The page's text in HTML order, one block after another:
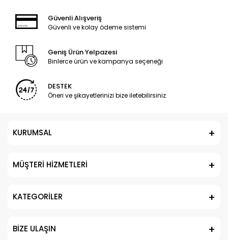
Güvenli Alışveriş
Güvenli ve kolay ödeme sistemi
Geniş Ürün Yelpazesi
Binlerce ürün ve kampanya seçeneği
DESTEK
Öneri ve şikayetlerinizi bize iletebilirsiniz.
KURUMSAL
MÜŞTERİ HİZMETLERİ
KATEGORİLER
BİZE ULAŞIN